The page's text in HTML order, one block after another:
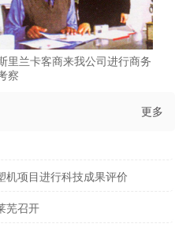
里兰卡客商来我公司进行商务
察
更多
机项目进行科技成果评价
芜召开